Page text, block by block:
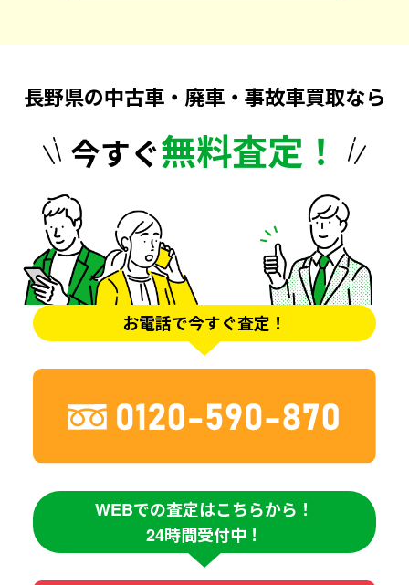
長野県の中古車・廃車・事故車買取なら
今すぐ無料査定！
お電話で今すぐ査定！
WEBでの査定はこちらから！
24時間受付中！